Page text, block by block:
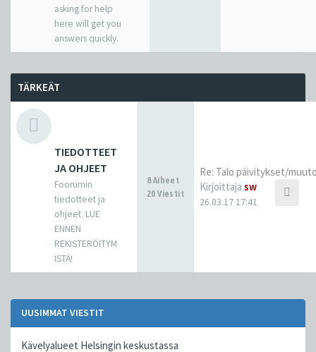
UUSIMMAT VIESTIT
Kävelyalueet Helsingin keskustassa
asking for help
here will get you
answers quickly.
TÄRKEÄT
TIEDOTTEET
JA OHJEET
Foorumin
tiedotteet ja
ohjeet. LUE
ENNEN
REKISTERÖITYM
ISTÄ!
8 Aiheet
20 Viestit
Re: Talo päivitykset/
Kirjoittaja sw
26.03.17 17:41